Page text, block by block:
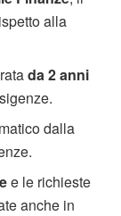
alla
da 2 anni
dalla
e le richieste
anche in